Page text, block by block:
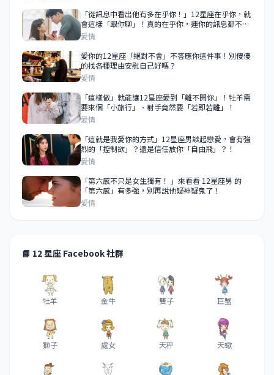
「從訊息中看出他有多在乎你！」12星座在乎你，就
會這樣「跟你聊」！真的在乎你，連你的訊息都不會
敷衍！
愛情
愛你的12星座「絕對不會」不答應你這件事！別傻傻
的找各種理由安慰自己好嗎？
愛情
「這樣做」就能讓12星座愛到「離不開你」！牡羊需
要來個「小旅行」、射手竟然要「若即若離」！
愛情
「這就是我愛你的方式」12星座男談起戀愛，會有強
烈的「控制欲」？還是信任放你「自由飛」？！
愛情
「第六感不只是女生獨有！ 」來看看 12星座男 的
「第六感」有多強，別再說他疑神疑鬼了！
愛情
📘 12 星座 Facebook 社群
牡羊 金牛 雙子 巨蟹
獅子 處女 天秤 天蠍